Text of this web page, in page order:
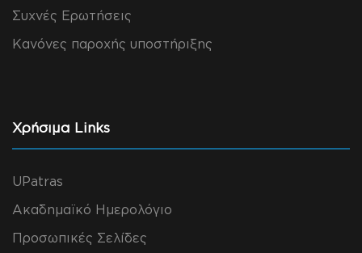
Συχνές Ερωτήσεις
Κανόνες παροχής υποστήριξης
Χρήσιμα Links
UPatras
Ακαδημαϊκό Ημερολόγιο
Προσωπικές Σελίδες